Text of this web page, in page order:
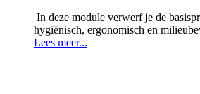
In deze module verwerf je de
hygiënisch, ergonomisch en
Lees meer...